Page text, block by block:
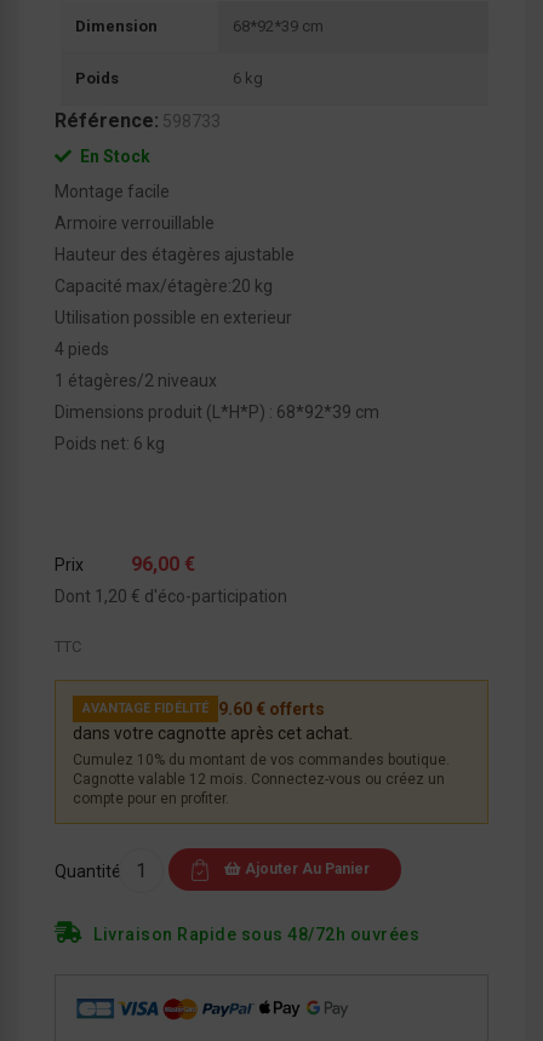
Dimension 68*92*39 cm
Poids 6 kg
Référence: 598733
En Stock
Montage facile
Armoire verrouillable
Hauteur des étagères ajustable
Capacité max/étagère:20 kg
Utilisation possible en exterieur
4 pieds
1 étagères/2 niveaux
Dimensions produit (L*H*P) : 68*92*39 cm
Poids net: 6 kg
Prix 96,00 €
Dont 1,20 € d'éco-participation
TTC
AVANTAGE FIDÉLITÉ
9.60 € offerts
dans votre cagnotte après cet achat.
Cumulez 10% du montant de vos commandes boutique.
Cagnotte valable 12 mois. Connectez-vous ou créez un
compte pour en profiter.
Quantité Ajouter Au Panier
Livraison Rapide sous 48/72h ouvrées